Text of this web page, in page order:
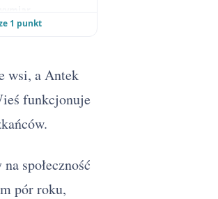
1 punkt
wsi, a Antek
funkcjonuje
społeczność
pór roku,